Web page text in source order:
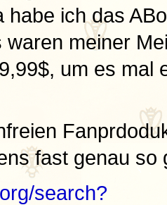
habe ich das
meiner
um es mal
fast genau so
search?